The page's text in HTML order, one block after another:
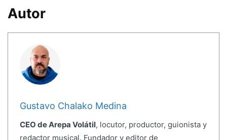
Autor
Gustavo Chalako Medina
CEO de Arepa Volátil, locutor, productor, guionista y
redactor musical. Fundador y editor de